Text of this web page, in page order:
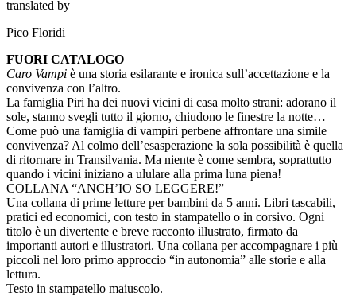
translated by
Pico Floridi
FUORI CATALOGO
Caro Vampi è una storia esilarante e ironica sull’accettazione e la
convivenza con l’altro.
La famiglia Piri ha dei nuovi vicini di casa molto strani: adorano il
sole, stanno svegli tutto il giorno, chiudono le finestre la notte…
Come può una famiglia di vampiri perbene affrontare una simile
convivenza? Al colmo dell’esasperazione la sola possibilità è quella
di ritornare in Transilvania. Ma niente è come sembra, soprattutto
quando i vicini iniziano a ululare alla prima luna piena!
COLLANA “ANCH’IO SO LEGGERE!”
Una collana di prime letture per bambini da 5 anni. Libri tascabili,
pratici ed economici, con testo in stampatello o in corsivo. Ogni
titolo è un divertente e breve racconto illustrato, firmato da
importanti autori e illustratori. Una collana per accompagnare i più
piccoli nel loro primo approccio “in autonomia” alle storie e alla
lettura.
Testo in stampatello maiuscolo.